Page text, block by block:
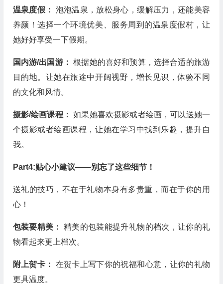
温泉度假： 泡泡温泉，放松身心，缓解压力，还能美容
养颜！选择一个环境优美、服务周到的温泉度假村，让
她好好享受一下假期。
国内游/出国游：根据她的喜好和预算，选择合适的旅游
目的地。让她在旅途中开阔视野，增长见识，体验不同
的文化和风情。
摄影/绘画课程：如果她喜欢摄影或者绘画，可以送她一
个摄影或者绘画课程，让她在学习中找到乐趣，提升自
我。
Part4:贴心小建议——别忘了这些细节！
送礼的技巧，不在于礼物本身有多贵重，而在于你的用
心！
包装要精美：精美的包装能提升礼物的档次，让你的礼
物看起来更上档次。
附上贺卡： 在贺卡上写下你的祝福和心意，让你的礼物
更具温度。